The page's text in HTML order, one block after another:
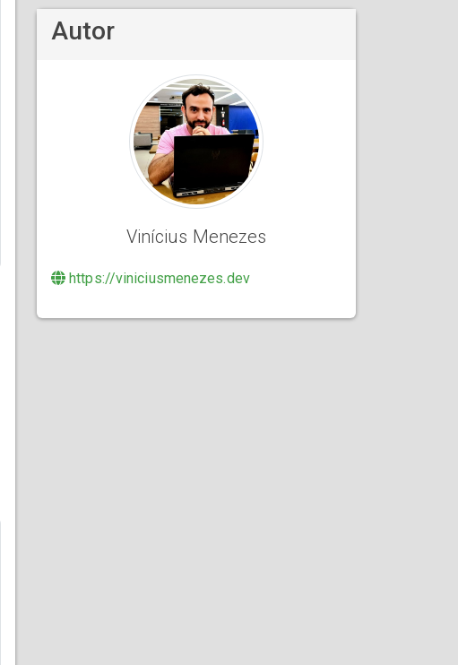
Autor
Vinícius Menezes
https://viniciusmenezes.dev